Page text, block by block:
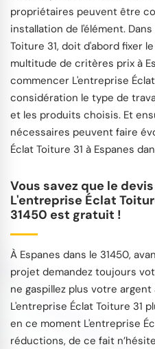
propriétaires peuvent être
installation de l'élément.
Toiture 31, doit d'abord fixer
multitude de critères prix à
commencer L'entreprise
considération le type de
et les produits choisis. Et
nécessaires peuvent faire
Éclat Toiture 31 à Espanes
Vous savez que le
L'entreprise Éclat
31450 est gratuit !
À Espanes dans le 31450,
projet demandez toujours
ne gaspillez plus votre argent
L'entreprise Éclat Toiture 31
en ce moment L'entreprise
réductions, de ce fait